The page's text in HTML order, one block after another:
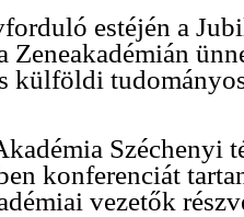
estéjén a
Zeneakadémián
külföldi
Széchenyi
konferenciát
vezetők